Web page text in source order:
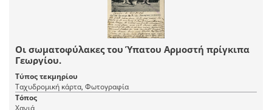
Οι σωματοφύλακες του Ύπατου Αρμοστή πρίγκιπα
Γεωργίου.
Τύπος τεκμηρίου
Ταχυδρομική κάρτα, Φωτογραφία
Τόπος